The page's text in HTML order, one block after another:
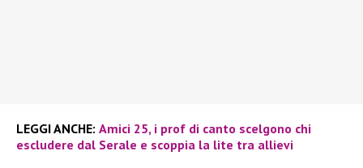
LEGGI ANCHE: Amici 25, i prof di canto scelgono chi
escludere dal Serale e scoppia la lite tra allievi